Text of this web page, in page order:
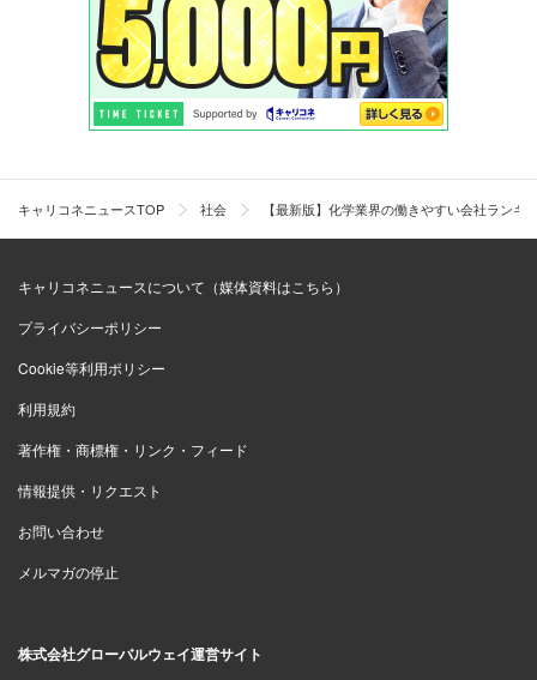
い。それほど残業もない」
「出産、育児、介護の休暇休業制度は充実してい
急な休暇や半休にも寛大な社風。総合職や管理職で
育児と仕事を両立させている人も」
（研究開発 20代後半 女性 年収400万円）
7位： 昭和電工（3.11点）
「所属部署や時期によってそれぞれですが、基本的
には技術職はそれなりに残業は多く、休日出勤もあ
張った月はそのぶん給与にも反映されます。また、
キャリコネニュースTOP 社会 【最新版】化学業界の働きやすい会社ラン
キャリコネニュースについて（媒体資料はこちら）
プライバシーポリシー
Cookie等利用ポリシー
利用規約
著作権・商標権・リンク・フィード
情報提供・リクエスト
お問い合わせ
メルマガの停止
株式会社グローバルウェイ運営サイト